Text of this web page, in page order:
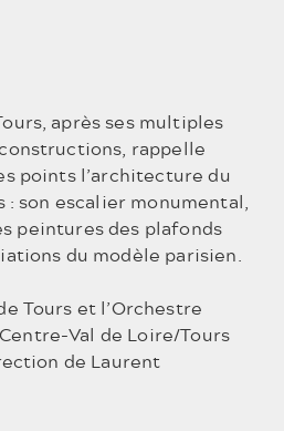
après ses multiples
rappelle
points l’architecture du
: son escalier monumental,
peintures des plafonds
du modèle parisien.
Tours et l’Orchestre
Val de Loire/Tours
de Laurent